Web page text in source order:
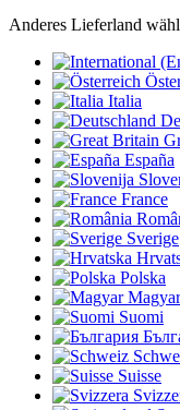
Anderes Lieferland
Italia
España
France
Sverige
Polska
Magyar
Suomi
Suisse